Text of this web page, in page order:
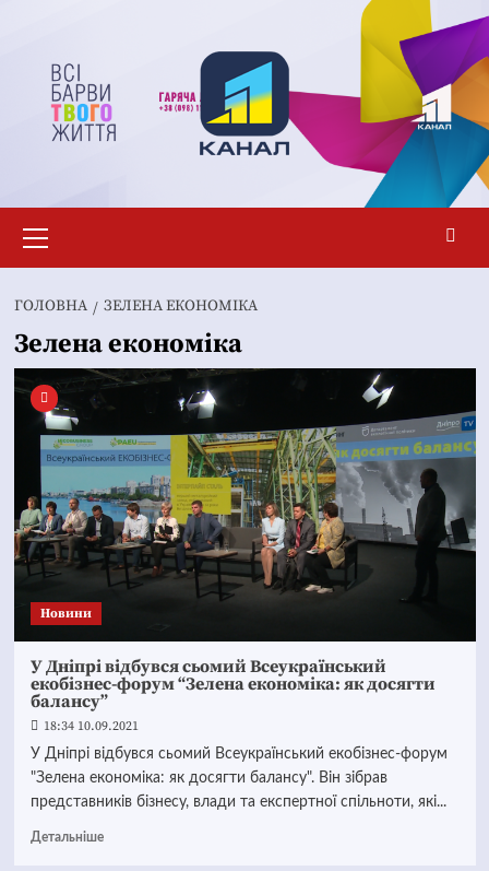
вмісту
меню
ГОЛОВНА ЗЕЛЕНА ЕКОНОМІКА
Зелена економіка
Новини
У Дніпрі відбувся сьомий Всеукраїнський
екобізнес-форум “Зелена економіка: як досягти
балансу”
18:34 10.09.2021
У Дніпрі відбувся сьомий Всеукраїнський екобізнес-форум
"Зелена економіка: як досягти балансу". Він зібрав
представників бізнесу, влади та експертної спільноти, які...
Детальніше